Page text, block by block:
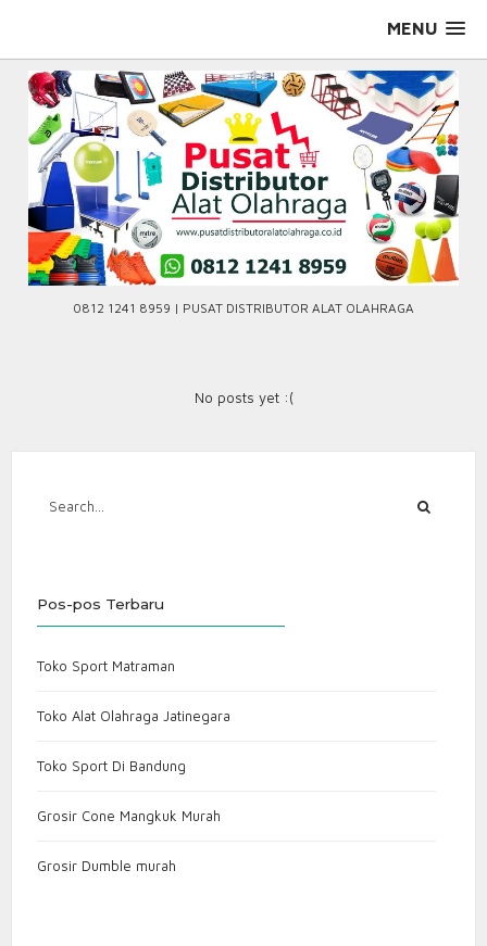
MENU
0812 1241 8959 | PUSAT DISTRIBUTOR ALAT OLAHRAGA
No posts yet :(
Pos-pos Terbaru
Toko Sport Matraman
Toko Alat Olahraga Jatinegara
Toko Sport Di Bandung
Grosir Cone Mangkuk Murah
Grosir Dumble murah